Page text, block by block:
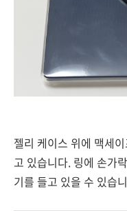
젤리 케이스 위에 맥세
고 있습니다. 링에 손가
기를 들고 있을 수 있습